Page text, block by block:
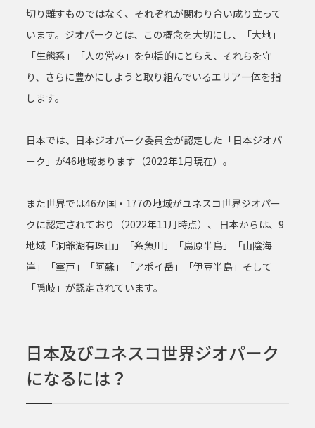
切り離すものではなく、それぞれが関わり合い成り立って
います。ジオパークとは、この概念を大切にし、「大地」
「生態系」「人の営み」を包括的にとらえ、それらを守
り、さらに豊かにしようと取り組んでいるエリア一体を指
します。
日本では、日本ジオパーク委員会が認定した「日本ジオパ
ーク」が46地域あります（2022年1月現在）。
また世界では46か国・177の地域がユネスコ世界ジオパー
クに認定されており（2022年11月時点）、 日本からは、9
地域「洞爺湖有珠山」「糸魚川」「島原半島」「山陰海
岸」「室戸」「阿蘇」「アポイ岳」「伊豆半島」そして
「隠岐」が認定されています。
日本及びユネスコ世界ジオパーク
になるには？